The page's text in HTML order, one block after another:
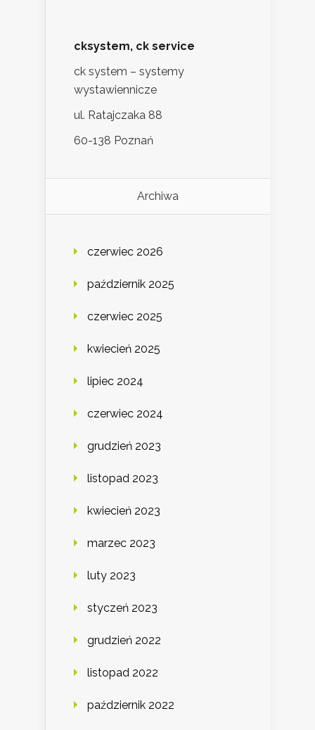
cksystem, ck service
ck system – systemy
wystawiennicze
ul. Ratajczaka 88
60-138 Poznań
Archiwa
czerwiec 2026
październik 2025
czerwiec 2025
kwiecień 2025
lipiec 2024
czerwiec 2024
grudzień 2023
listopad 2023
kwiecień 2023
marzec 2023
luty 2023
styczeń 2023
grudzień 2022
listopad 2022
październik 2022